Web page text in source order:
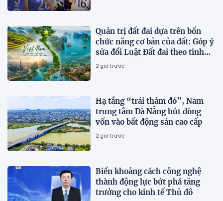
Quản trị đất đai dựa trên bốn
chức năng cơ bản của đất: Góp ý
sửa đổi Luật Đất đai theo tinh
thần Nghị quyết số 21-NQ/TW
2 giờ trước
Hạ tầng “trải thảm đỏ”, Nam
trung tâm Đà Nẵng hút dòng
vốn vào bất động sản cao cấp
2 giờ trước
Biến khoảng cách công nghệ
thành động lực bứt phá tăng
trưởng cho kinh tế Thủ đô